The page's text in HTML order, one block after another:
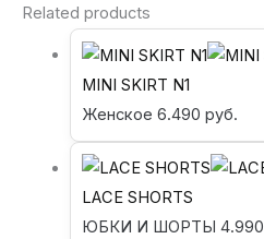
Related products
MINI SKIRT N1
Женское 6.490 руб.
LACE SHORTS
ЮБКИ И ШОРТЫ 4.990